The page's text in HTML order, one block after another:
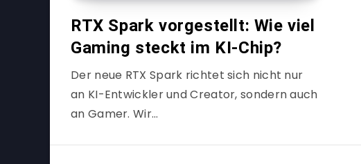
RTX Spark vorgestellt: Wie viel
Gaming steckt im KI-Chip?
Der neue RTX Spark richtet sich nicht nur
an KI-Entwickler und Creator, sondern auch
an Gamer. Wir…